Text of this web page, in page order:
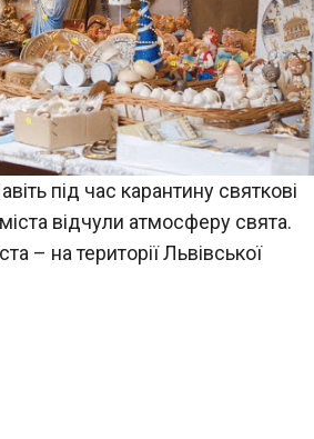
під час карантину святкові
відчули атмосферу свята.
– на території Львівської